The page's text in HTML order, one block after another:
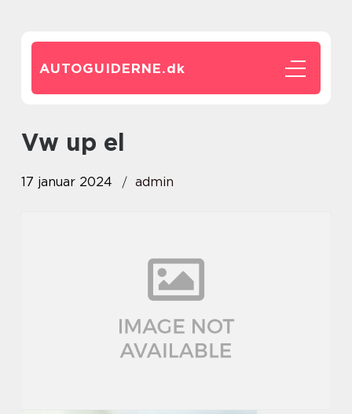
AUTOGUIDERNE.dk
vw up el
17 januar 2024 admin